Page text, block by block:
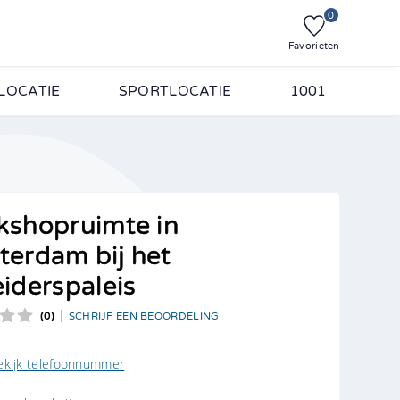
0
Favorieten
SPORTLOCATIE 1001
in
bij het
(0) SCHRIJF EEN BEOORDELING
telefoonnummer
personen